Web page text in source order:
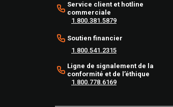
Service client et hotline
commerciale
1.800.381.5879
Soutien financier
1.800.541.2315
Ligne de signalement de la
conformité et de l’éthique
1.800.778.6169